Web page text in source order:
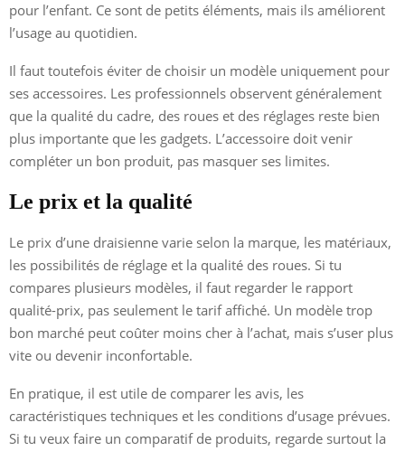
pour l’enfant. Ce sont de petits éléments, mais ils améliorent
l’usage au quotidien.
Il faut toutefois éviter de choisir un modèle uniquement pour
ses accessoires. Les professionnels observent généralement
que la qualité du cadre, des roues et des réglages reste bien
plus importante que les gadgets. L’accessoire doit venir
compléter un bon produit, pas masquer ses limites.
Le prix et la qualité
Le prix d’une draisienne varie selon la marque, les matériaux,
les possibilités de réglage et la qualité des roues. Si tu
compares plusieurs modèles, il faut regarder le rapport
qualité-prix, pas seulement le tarif affiché. Un modèle trop
bon marché peut coûter moins cher à l’achat, mais s’user plus
vite ou devenir inconfortable.
En pratique, il est utile de comparer les avis, les
caractéristiques techniques et les conditions d’usage prévues.
Si tu veux faire un comparatif de produits, regarde surtout la